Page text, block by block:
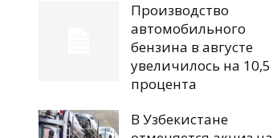
Производство
автомобильного
бензина в августе
увеличилось на 10,5
процента
В Узбекистане